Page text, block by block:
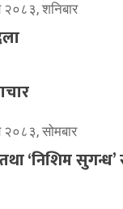
शनिबार
२०८३, सोमबार
‘निशिम सुगन्ध’